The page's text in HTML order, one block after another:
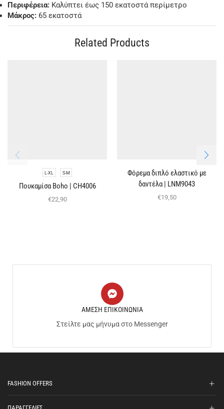
Περιφέρεια: Καλύπτει έως 150 εκατοστά περίμετρο
Μάκρος: 65 εκατοστά
Related Products
L-XL S-M
Πουκαμίσα Boho | CH4006
€22,90
Φόρεμα διπλό ελαστικό με
δαντέλα | LNM9043
€19,50
ΑΜΕΣΗ ΕΠΙΚΟΙΝΩΝΙΑ
Στείλτε μας μήνυμα στο Messenger
FASHION OFFERS